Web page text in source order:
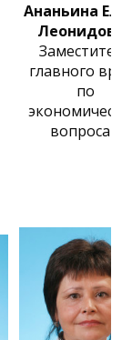
Ананьина
главного
по
вопросам